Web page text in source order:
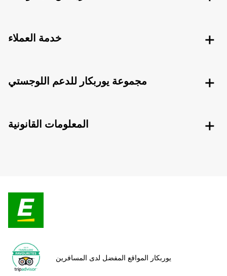
خدمة العملاء
مجموعة يوربكار للدعم اللوجستي
المعلومات القانونية
يوربكار المواقع المفضل لدى المسافرين